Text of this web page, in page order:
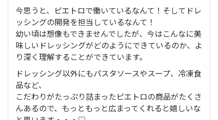
今思うと、ピエトロで働いているなんて！そしてドレ
ッシングの開発を担当しているなんて！
幼い頃は想像もできませんでしたが、今はこんなに美
味しいドレッシングがどのようにできているのか、よ
り深く理解することができています。
ドレッシング以外にもパスタソースやスープ、冷凍食
品など、
こだわりがたっぷり詰まったピエトロの商品がたくさ
んあるので、もっともっと広まってくれると嬉しいな